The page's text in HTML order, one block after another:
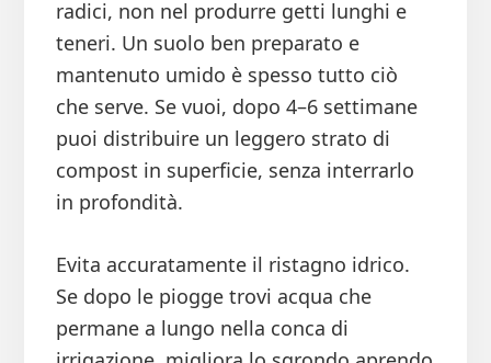
radici, non nel produrre getti lunghi e
teneri. Un suolo ben preparato e
mantenuto umido è spesso tutto ciò
che serve. Se vuoi, dopo 4–6 settimane
puoi distribuire un leggero strato di
compost in superficie, senza interrarlo
in profondità.
Evita accuratamente il ristagno idrico.
Se dopo le piogge trovi acqua che
permane a lungo nella conca di